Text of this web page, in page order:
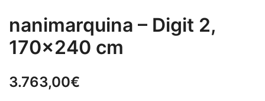
nanimarquina – Digit 2,
170×240 cm
3.763,00€